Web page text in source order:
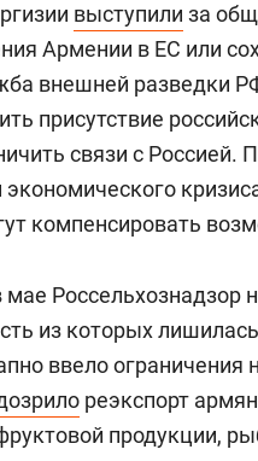
выступили за
Армении в ЕС или
внешней разведки
присутствие
связи с
компенсировать
Россельхознадзор
из которых
ввело ограничения
реэкспорт
продукции,